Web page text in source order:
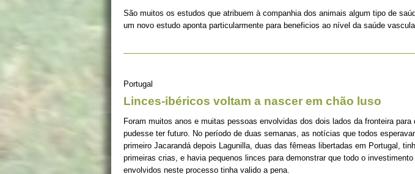
São muitos os estudos que atribuem à companhia dos animais algum tipo de
um novo estudo aponta particularmente para beneficios ao nível da saúde
Portugal
Linces-ibéricos voltam a nascer em chão luso
Foram muitos anos e muitas pessoas envolvidas dos dois lados da fronteira para
pudesse ter futuro. No período de duas semanas, as notícias que todos
primeiro Jacarandá depois Lagunilla, duas das fêmeas libertadas em Portugal,
primeiras crias, e havia pequenos linces para demonstrar que todo o
envolvidos neste processo tinha valido a pena.